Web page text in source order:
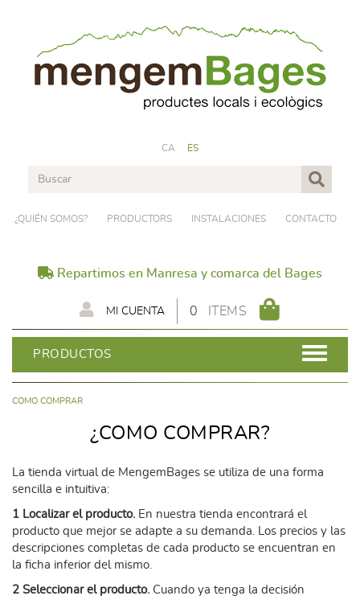
CA ES
¿QUIÉN SOMOS? PRODUCTORS INSTALACIONES CONTACTO
Repartimos en Manresa y comarca del Bages
0 ITEMS
MI CUENTA
PRODUCTOS
COMO COMPRAR
¿COMO COMPRAR?
La tienda virtual de MengemBages se utiliza de una forma
sencilla e intuitiva:
1 Localizar el producto. En nuestra tienda encontrará el
producto que mejor se adapte a su demanda. Los precios y las
descripciones completas de cada producto se encuentran en
la ficha inferior del mismo.
2 Seleccionar el producto. Cuando ya tenga la decisión